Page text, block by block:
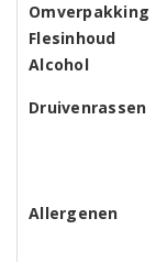
Omverpakking
Flesinhoud
Alcohol
Druivenrassen
Allergenen